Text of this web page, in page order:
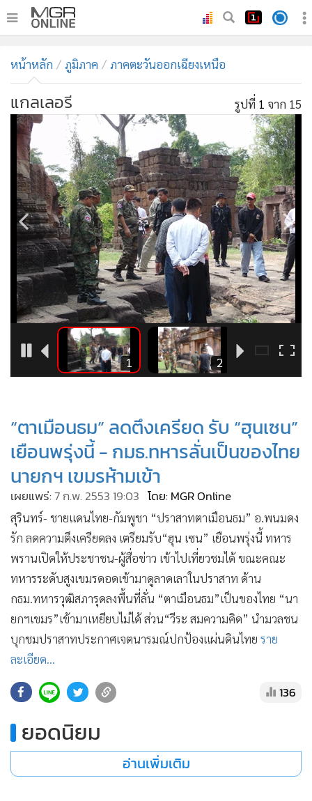
ทันเหตุการณ์
• ภาคใต้
• ภูมิภาค
Online Section
บันเทิง
ผู้จัดการรายวัน
คอลัมนิสต์
ละคร
CbizReview
Cyber BIZ
ผู้จัดกวน
Good health & Well-being
Green Innovation & SD
Management & HR
• MGR Live
• การเมือง
ท่องเที่ยว
• กีฬา
• ต่างประเทศ
•
เศรษฐกิจ-ธุรกิจ
ชุมชน-คุณภาพชีวิต
• อาชญากรรม
• Motoring
• เกม
• วิทยาศาสตร์
SMEs
• หุ้น
•
• กองทุนรวม
“ตาเมือนธม” ลดตึงเครียด รับ “ฮุนเซน”
เยือนพรุ่งนี้ - กมธ.ทหารลั่นเป็นของไทย
นายกฯ เขมรห้ามเข้า
เผยแพร่:7 ก.พ. 2553 19:03 โดย: MGR Online
สุรินทร์- ชายแดนไทย-กัมพูชา “ปราสาทตาเมือนธม” อ.พนมดง
รัก ลดความตึงเครียดลง เตรียมรับ“ฮุน เซน” เยือนพรุ่งนี้ ทหาร
พรานเปิดให้ประชาชน-ผู้สื่อข่าว เข้าไปเที่ยวชมได้ ขณะคณะ
ทหารระดับสูงเขมรดอดเข้ามาดูลาดเลาในปราสาท ด้าน
กธม.ทหารวุฒิสภารุดลงพื้นที่ลั่น “ตาเมือนธม”เป็นของไทย “นา
ยกฯเขมร”เข้ามาเหยียบไม่ได้ ส่วน“วีระ สมความคิด” นำมวลชน
บุกชมปราสาทประกาศเจตนารมณ์ปกป้องแผ่นดินไทย ราย
ละเอียด...
136
ยอดนิยม
อ่านเพิ่มเติม
หน้าหลัก ภูมิภาค ภาคตะวันออกเฉียงเหนือ
แกลเลอรี รูปที่ 1 จาก 15
15 1 2